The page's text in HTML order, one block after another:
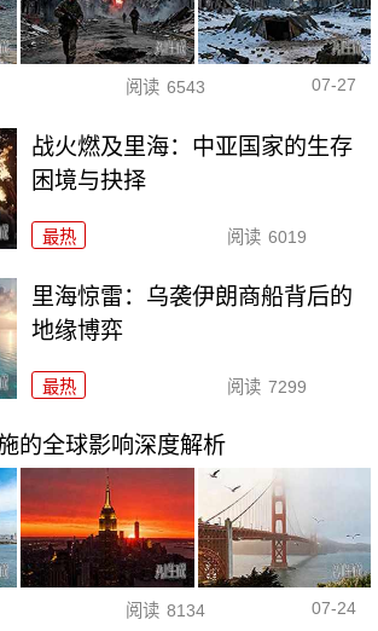
阅读 6543 07-27
战火燃及里海：中亚国家的生存
困境与抉择
最热 阅读 6019
里海惊雷：乌袭伊朗商船背后的
地缘博弈
最热 阅读 7299
的全球影响深度解析
阅读 8134 07-24